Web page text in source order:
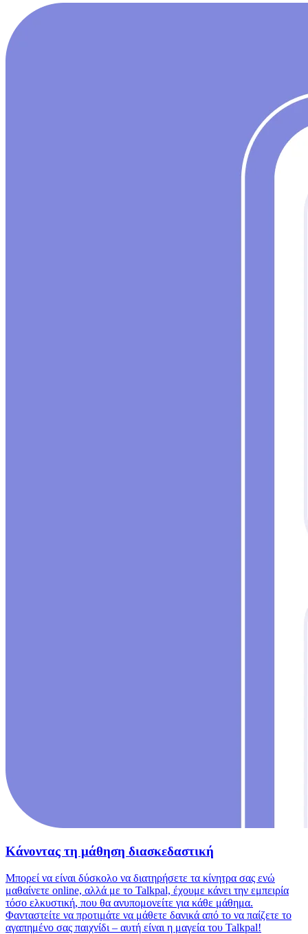
Κάνοντας τη μάθηση διασκεδαστική
Μπορεί να είναι δύσκολο να διατηρήσετε τα κίνητρα σας ενώ
μαθαίνετε online, αλλά με το Talkpal, έχουμε κάνει την εμπειρία
τόσο ελκυστική, που θα ανυπομονείτε για κάθε μάθημα.
Φανταστείτε να προτιμάτε να μάθετε δανικά από το να παίζετε το
αγαπημένο σας παιχνίδι – αυτή είναι η μαγεία του Talkpal!